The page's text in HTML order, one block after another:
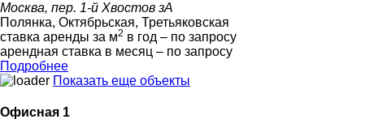
Москва, пер. 1-й Хвостов зА
Полянка, Октябрьская, Третьяковская
ставка аренды за м2 в год – по запросу
арендная ставка в месяц – по запросу
Подробнее
Показать еще объекты
Офисная 1